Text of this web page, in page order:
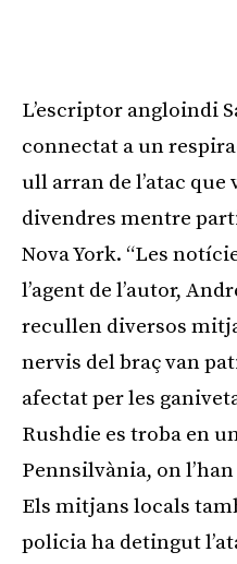
L’escriptor angloindi
connectat a un
ull arran de l’atac que
divendres mentre
Nova York. “Les
l’agent de l’autor,
recullen diversos
nervis del braç van
afectat per les
Rushdie es troba en
Pennsilvània, on
Els mitjans locals
policia ha detingut